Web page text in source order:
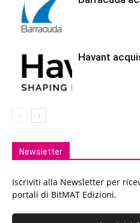
Havant
Newsletter
Iscriviti alla Newsletter per
portali di BitMAT Edizioni.